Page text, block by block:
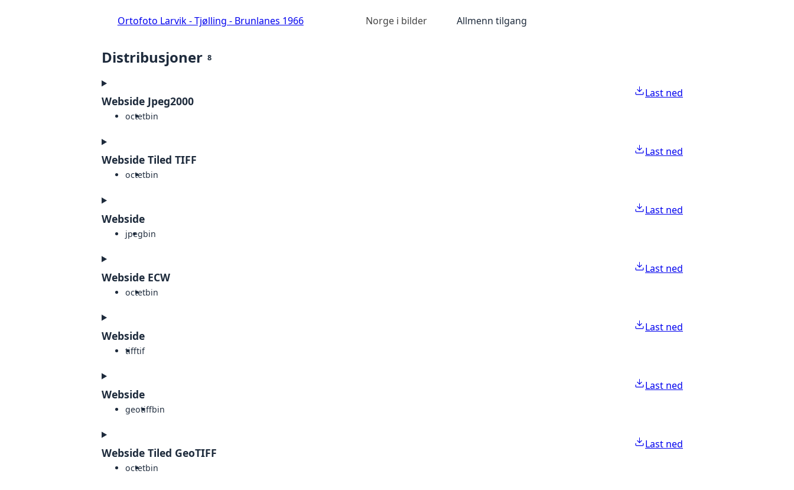
Ortofoto Larvik - Tjølling - Brunlanes 1966 Norge i bilder Allmenn tilgang
Distribusjoner 8
Webside Jpeg2000
octetbin
Last ned
Webside Tiled TIFF
octetbin
Last ned
Webside
jpegbin
Last ned
Webside ECW
octetbin
Last ned
Webside
tifftif
Last ned
Webside
geotiffbin
Last ned
Webside Tiled GeoTIFF
octetbin
Last ned